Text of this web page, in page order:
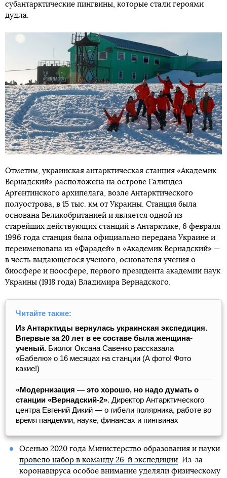
субантарктические пингвины, которые стали героями
дудла.
Отметим, украинская антарктическая станция «Академик
Вернадский» расположена на острове Галиндез
Аргентинского архипелага, возле Антарктического
полуострова, в 15 тыс. км от Украины. Станция была
основана Великобританией и является одной из
старейших действующих станций в Антарктике, 6 февраля
1996 года станция была официально передана Украине и
переименована из «Фарадей» в «Академик Вернадский» —
в честь выдающегося ученого, основателя учения о
биосфере и ноосфере, первого президента академии наук
Украины (1918 года) Владимира Вернадского.
Читайте также:
Из Антарктиды вернулась украинская экспедиция.
Впервые за 20 лет в ее составе была женщина-
ученый. Биолог Оксана Савенко рассказала
«Бабелю» о 16 месяцах на станции (А фото! Фото
какие!)
«Модернизация — это хорошо, но надо думать о
станции «Вернадский-2». Директор Антарктического
центра Евгений Дикий — о гибели полярника, работе во
время пандемии, науке, финансах и пингвинах
Осенью 2020 года Министерство образования и науки
провело набор в команду 26-й экспедиции. Из-за
коронавируса особое внимание уделяли физическому